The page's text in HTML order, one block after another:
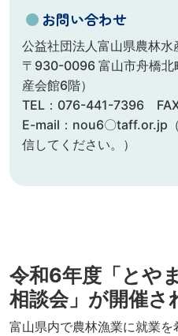
● お問い合わせ
公益社団法人富山県農林
〒930-0096 富山市舟橋北
産会館6階）
TEL：076-441-7396
E-mail：nou6〇taff.or.jp
信してください。）
令和6年度「とや
相談会」が開催さ
富山県内で農林漁業に就業